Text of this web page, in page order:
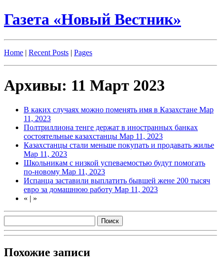
Газета «Новый Вестник»
Home | Recent Posts | Pages
Архивы: 11 Март 2023
В каких случаях можно поменять имя в Казахстане Мар
11, 2023
Полтриллиона тенге держат в иностранных банках
состоятельные казахстанцы Мар 11, 2023
Казахстанцы стали меньше покупать и продавать жилье
Мар 11, 2023
Школьникам с низкой успеваемостью будут помогать
по-новому Мар 11, 2023
Испанца заставили выплатить бывшей жене 200 тысяч
евро за домашнюю работу Мар 11, 2023
« | »
Похожие записи